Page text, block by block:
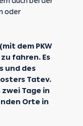
oder
dem PKW
fahren. Es
und des
Tatev.
Tage in
Orte in